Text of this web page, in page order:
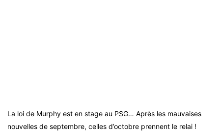
La loi de Murphy est en stage au PSG… Après les mauvaises
nouvelles de septembre, celles d’octobre prennent le relai !